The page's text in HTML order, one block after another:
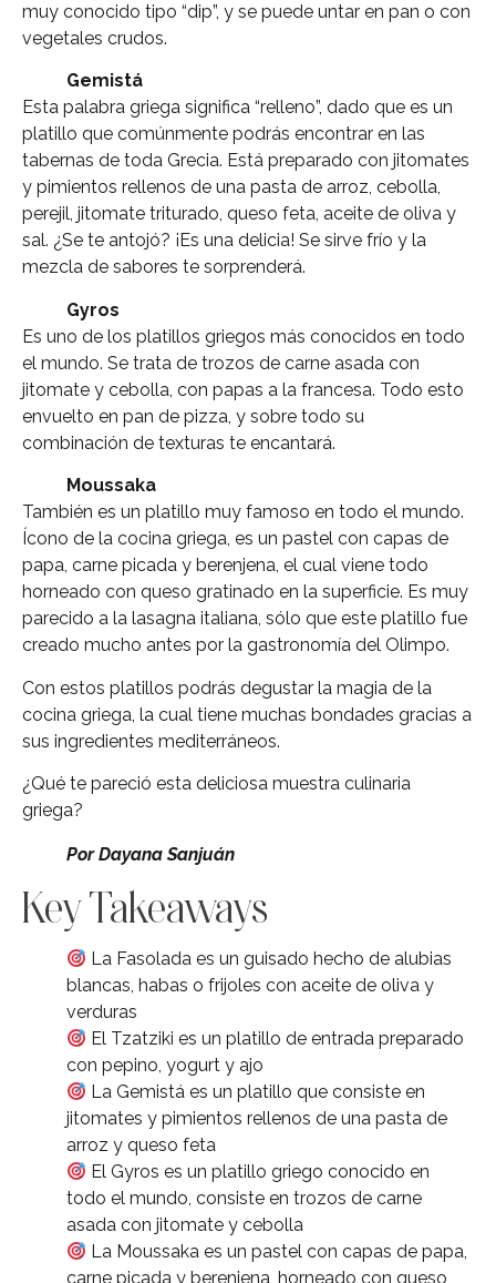
muy conocido tipo “dip”, y se puede untar en pan o con
vegetales crudos.
Gemistá
Esta palabra griega significa “relleno”, dado que es un
platillo que comúnmente podrás encontrar en las
tabernas de toda Grecia. Está preparado con jitomates
y pimientos rellenos de una pasta de arroz, cebolla,
perejil, jitomate triturado, queso feta, aceite de oliva y
sal. ¿Se te antojó? ¡Es una delicia! Se sirve frío y la
mezcla de sabores te sorprenderá.
Gyros
Es uno de los platillos griegos más conocidos en todo
el mundo. Se trata de trozos de carne asada con
jitomate y cebolla, con papas a la francesa. Todo esto
envuelto en pan de pizza, y sobre todo su
combinación de texturas te encantará.
Moussaka
También es un platillo muy famoso en todo el mundo.
Ícono de la cocina griega, es un pastel con capas de
papa, carne picada y berenjena, el cual viene todo
horneado con queso gratinado en la superficie. Es muy
parecido a la lasagna italiana, sólo que este platillo fue
creado mucho antes por la gastronomía del Olimpo.
Con estos platillos podrás degustar la magia de la
cocina griega, la cual tiene muchas bondades gracias a
sus ingredientes mediterráneos.
¿Qué te pareció esta deliciosa muestra culinaria
griega?
Por Dayana Sanjuán
Key Takeaways
La Fasolada es un guisado hecho de alubias
blancas, habas o frijoles con aceite de oliva y
verduras
El Tzatziki es un platillo de entrada preparado
con pepino, yogurt y ajo
La Gemistá es un platillo que consiste en
jitomates y pimientos rellenos de una pasta de
arroz y queso feta
El Gyros es un platillo griego conocido en
todo el mundo, consiste en trozos de carne
asada con jitomate y cebolla
La Moussaka es un pastel con capas de papa,
carne picada y berenjena, horneado con queso